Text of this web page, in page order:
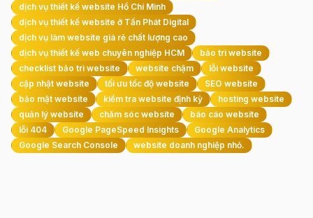
dịch vụ thiết kế website Hồ Chí Minh
dịch vụ thiết kế website ở Tấn Phát Digital
dịch vụ làm website giá rẻ chất lượng cao
dịch vụ thiết kế web chuyên nghiệp HCM
bảo trì website
checklist bảo trì website
website chậm
lỗi website
cập nhật website
tối ưu tốc độ website
SEO website
bảo mật website
kiểm tra website định kỳ
hosting website
quản lý website
chăm sóc website
báo cáo website
lỗi 404
Google PageSpeed Insights
Google Analytics
Google Search Console
website doanh nghiệp nhỏ.